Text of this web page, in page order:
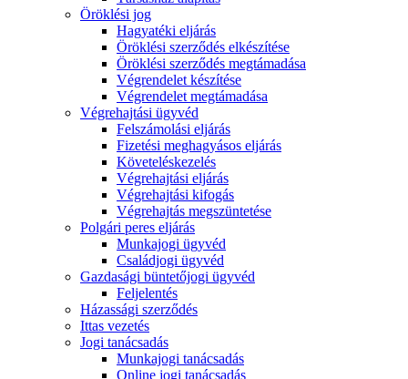
Öröklési jog
Hagyatéki eljárás
Öröklési szerződés elkészítése
Öröklési szerződés megtámadása
Végrendelet készítése
Végrendelet megtámadása
Végrehajtási ügyvéd
Felszámolási eljárás
Fizetési meghagyásos eljárás
Követeléskezelés
Végrehajtási eljárás
Végrehajtási kifogás
Végrehajtás megszüntetése
Polgári peres eljárás
Munkajogi ügyvéd
Családjogi ügyvéd
Gazdasági büntetőjogi ügyvéd
Feljelentés
Házassági szerződés
Ittas vezetés
Jogi tanácsadás
Munkajogi tanácsadás
Online jogi tanácsadás